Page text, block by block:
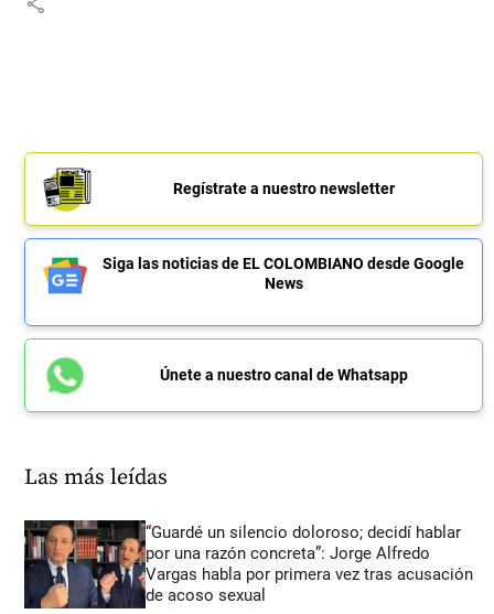
Regístrate a nuestro newsletter
Siga las noticias de EL COLOMBIANO desde Google
News
Únete a nuestro canal de Whatsapp
Las más leídas
“Guardé un silencio doloroso; decidí hablar
por una razón concreta”: Jorge Alfredo
Vargas habla por primera vez tras acusación
de acoso sexual